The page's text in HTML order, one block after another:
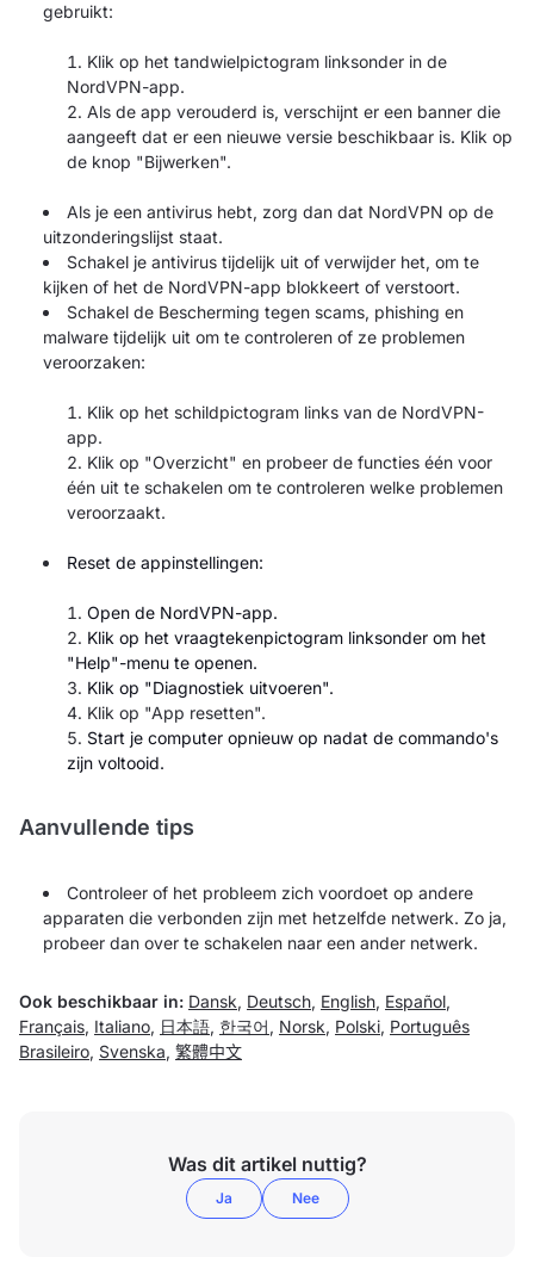
gebruikt:
Klik op het tandwielpictogram linksonder in de
NordVPN-app.
Als de app verouderd is, verschijnt er een banner die
aangeeft dat er een nieuwe versie beschikbaar is. Klik op
de knop "Bijwerken".
Als je een antivirus hebt, zorg dan dat NordVPN op de
uitzonderingslijst staat.
Schakel je antivirus tijdelijk uit of verwijder het, om te
kijken of het de NordVPN-app blokkeert of verstoort.
Schakel de Bescherming tegen scams, phishing en
malware tijdelijk uit om te controleren of ze problemen
veroorzaken:
Klik op het schildpictogram links van de NordVPN-
app.
Klik op "Overzicht" en probeer de functies één voor
één uit te schakelen om te controleren welke problemen
veroorzaakt.
Reset de appinstellingen:
Open de NordVPN-app.
Klik op het vraagtekenpictogram linksonder om het
"Help"-menu te openen.
Klik op "Diagnostiek uitvoeren".
Klik op "App resetten".
Start je computer opnieuw op nadat de commando's
zijn voltooid.
Aanvullende tips
Controleer of het probleem zich voordoet op andere
apparaten die verbonden zijn met hetzelfde netwerk. Zo ja,
probeer dan over te schakelen naar een ander netwerk.
Ook beschikbaar in: Dansk, Deutsch, English, Español,
Français, Italiano, 日本語, 한국어 , Norsk, Polski, Português
Brasileiro, Svenska, 繁體中文
Was dit artikel nuttig?
Ja Nee